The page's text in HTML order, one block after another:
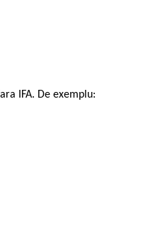
IFA. De exemplu: